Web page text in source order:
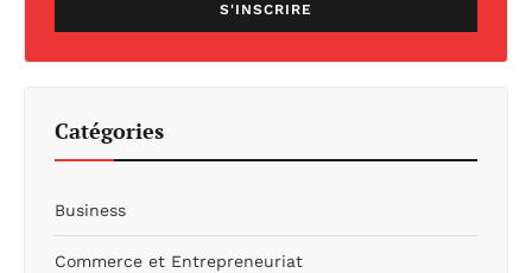
S'INSCRIRE
Catégories
Business
Commerce et Entrepreneuriat